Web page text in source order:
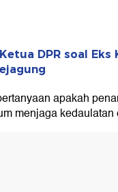
DPR soal
apakah
menjaga